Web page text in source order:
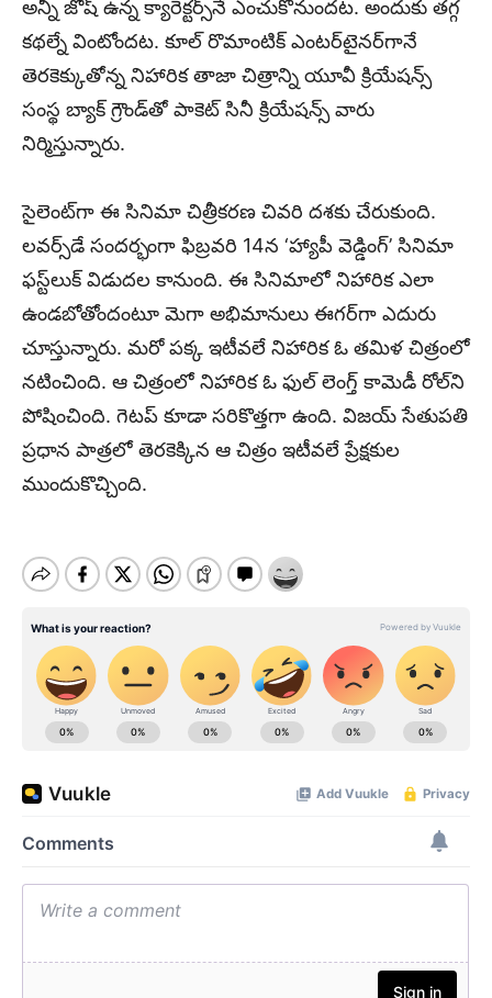
అన్నీ జోష్‌ ఉన్న క్యారెక్టర్స్‌నే ఎంచుకోనుందట. అందుకు తగ్గ
కథల్నే వింటోందట. కూల్‌ రొమాంటిక్‌ ఎంటర్‌టైనర్‌గానే
తెరకెక్కుతోన్న నిహారిక తాజా చిత్రాన్ని యూవీ క్రియేషన్స్‌
సంస్థ బ్యాక్‌ గ్రౌండ్‌తో పాకెట్‌ సినీ క్రియేషన్స్‌ వారు
నిర్మిస్తున్నారు.
సైలెంట్‌గా ఈ సినిమా చిత్రీకరణ చివరి దశకు చేరుకుంది.
లవర్స్‌డే సందర్భంగా ఫిబ్రవరి 14న ‘హ్యాపీ వెడ్డింగ్‌’ సినిమా
ఫస్ట్‌లుక్‌ విడుదల కానుంది. ఈ సినిమాలో నిహారిక ఎలా
ఉండబోతోందంటూ మెగా అభిమానులు ఈగర్‌గా ఎదురు
చూస్తున్నారు. మరో పక్క ఇటీవలే నిహారిక ఓ తమిళ చిత్రంలో
నటించింది. ఆ చిత్రంలో నిహారిక ఓ ఫుల్‌ లెంగ్త్‌ కామెడీ రోల్‌ని
పోషించింది. గెటప్‌ కూడా సరికొత్తగా ఉంది. విజయ్‌ సేతుపతి
ప్రధాన పాత్రలో తెరకెక్కిన ఆ చిత్రం ఇటీవలే ప్రేక్షకుల
ముందుకొచ్చింది.